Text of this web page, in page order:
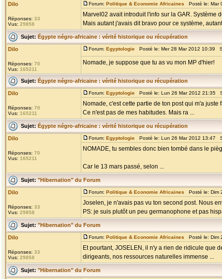
Dilo
Réponses: 33
Vus: 29858
Forum: Politique & Economie Africaines Posté le: Mar
Marvel02 avait introduit l'info sur la GAR. Système
Mais autant j'avais dit bravo pour ce système,
Sujet: Égypte négro-africaine : vérité historique ou récupération
Dilo
Réponses: 70
Vus: 165211
Forum: Egyptologie Posté le: Mer 28 Mar 2012 10:39
Nomade, je suppose que tu as vu mon MP d'hier!
Sujet: Égypte négro-africaine : vérité historique ou récupération
Dilo
Réponses: 70
Vus: 165211
Forum: Egyptologie Posté le: Lun 26 Mar 2012 21:35
Nomade, c'est cette partie de ton post qui m'a
Ce n'est pas de mes habitudes. Mais ra ...
Sujet: Égypte négro-africaine : vérité historique ou récupération
Dilo
Réponses: 70
Vus: 165211
Forum: Egyptologie Posté le: Lun 26 Mar 2012 13:47
NOMADE, tu sembles donc bien tombé dans le
Car le 13 mars passé, selon ...
Sujet: "Hibernation" du Forum
Dilo
Réponses: 33
Vus: 29858
Forum: Politique & Economie Africaines Posté le: Dim
Joselen, je n'avais pas vu ton second post. Nous
PS: je suis plutôt un peu germanophone et pas
Sujet: "Hibernation" du Forum
Dilo
Réponses: 33
Vus: 29858
Forum: Politique & Economie Africaines Posté le: Dim
Et pourtant, JOSELEN, il n'y a rien de ridicule que
dirigeants, nos ressources naturelles immense ...
Sujet: "Hibernation" du Forum